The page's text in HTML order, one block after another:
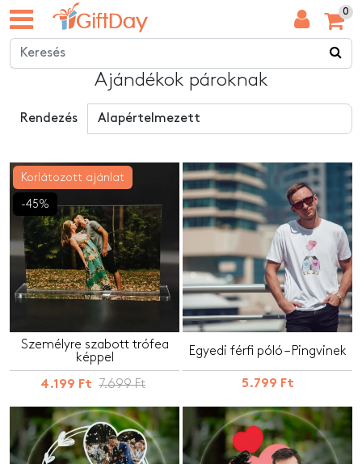
0
Ajándékok pároknak
Rendezés
Korlátozott ajánlat
-45%
Személyre szabott trófea
képpel
4.199 Ft 7.699 Ft
Egyedi férfi póló – Pingvinek
5.799 Ft